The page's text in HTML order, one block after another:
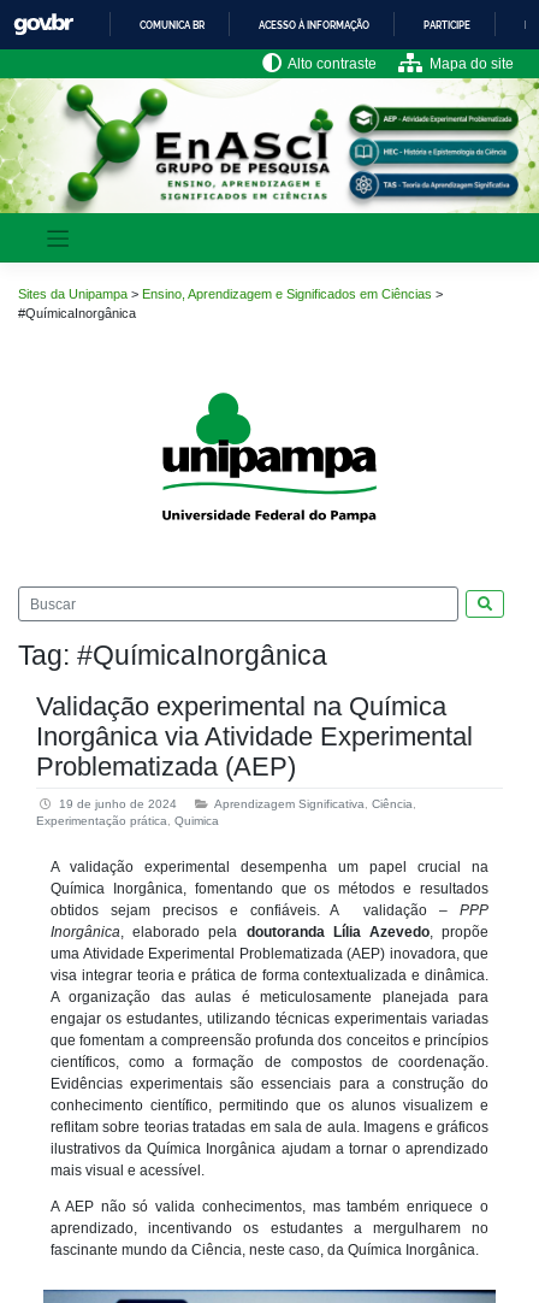
para
o
conteúdo
IR
PARA
O
COMUNICA BR ACESSO À INFORMAÇÃO PARTICIPE
Alto contraste Mapa do site
Sites da Unipampa > Ensino, Aprendizagem e Significados em Ciências >
#QuímicaInorgânica
Tag: #QuímicaInorgânica
Validação experimental na Química
Inorgânica via Atividade Experimental
Problematizada (AEP)
19 de junho de 2024 Aprendizagem Significativa Ciência
Experimentação prática
Quimica
A validação experimental desempenha um papel crucial na
Química Inorgânica, fomentando que os métodos e resultados
obtidos sejam precisos e confiáveis. A validação – PPP
Inorgânica, elaborado pela doutoranda Lília Azevedo, propõe
uma Atividade Experimental Problematizada (AEP) inovadora, que
visa integrar teoria e prática de forma contextualizada e dinâmica.
A organização das aulas é meticulosamente planejada para
engajar os estudantes, utilizando técnicas experimentais variadas
que fomentam a compreensão profunda dos conceitos e princípios
científicos, como a formação de compostos de coordenação.
Evidências experimentais são essenciais para a construção do
conhecimento científico, permitindo que os alunos visualizem e
reflitam sobre teorias tratadas em sala de aula. Imagens e gráficos
ilustrativos da Química Inorgânica ajudam a tornar o aprendizado
mais visual e acessível.
A AEP não só valida conhecimentos, mas também enriquece o
aprendizado, incentivando os estudantes a mergulharem no
fascinante mundo da Ciência, neste caso, da Química Inorgânica.